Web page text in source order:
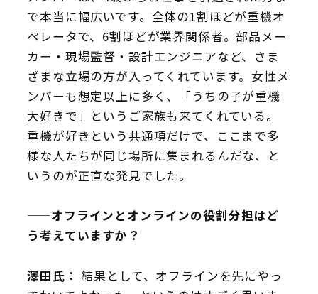
で本当に幅広いです。全体の1割ほどが重機オ
ペレータで、6割ほどが業界関係者。部品メー
カー・現場監督・設計エンジニアなど、さま
ざまな立場の方が入ってくれています。女性メ
ンバーも想定以上に多く、「うちの子が重機
大好きで」というご家族も来てくれている。
重機が好きという共通項だけで、ここまで多
様な人たちが同じ場所に集まれるんだな、と
いうのが正直な発見でした。
——オフラインとオンラインの役割分担はど
う考えていますか？
澤田氏： 結果として、オフラインを先にやっ